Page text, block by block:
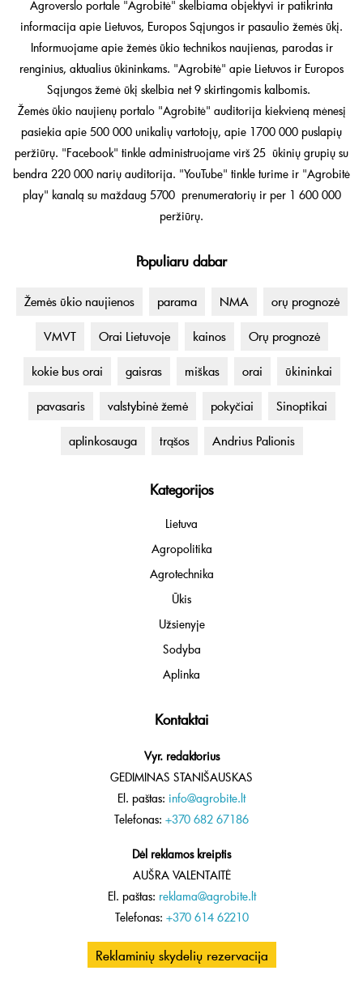
Agroverslo portale "Agrobitė" skelbiama objektyvi ir patikrinta
informacija apie Lietuvos, Europos Sąjungos ir pasaulio žemės ūkį.
Informuojame apie žemės ūkio technikos naujienas, parodas ir
renginius, aktualius ūkininkams. "Agrobitė" apie Lietuvos ir Europos
Sąjungos žemė ūkį skelbia net 9 skirtingomis kalbomis.
Žemės ūkio naujienų portalo "Agrobitė" auditorija kiekvieną mėnesį
pasiekia apie 500 000 unikalių vartotojų, apie 1700 000 puslapių
peržiūrų. "Facebook" tinkle administruojame virš 25 ūkinių grupių su
bendra 220 000 narių auditorija. "YouTube" tinkle turime ir "Agrobitė
play" kanalą su maždaug 5700 prenumeratorių ir per 1 600 000
peržiūrų.
Populiaru dabar
Žemės ūkio naujienos parama NMA orų prognozė
VMVT Orai Lietuvoje kainos Orų prognozė
kokie bus orai gaisras miškas orai ūkininkai
pavasaris valstybinė žemė pokyčiai Sinoptikai
aplinkosauga trąšos Andrius Palionis
Kategorijos
Lietuva
Agropolitika
Agrotechnika
Ūkis
Užsienyje
Sodyba
Aplinka
Kontaktai
Vyr. redaktorius
GEDIMINAS STANIŠAUSKAS
El. paštas: info@agrobite.lt
Telefonas: +370 682 67186
Dėl reklamos kreiptis
AUŠRA VALENTAITĖ
El. paštas: reklama@agrobite.lt
Telefonas: +370 614 62210
Reklaminių skydelių rezervacija